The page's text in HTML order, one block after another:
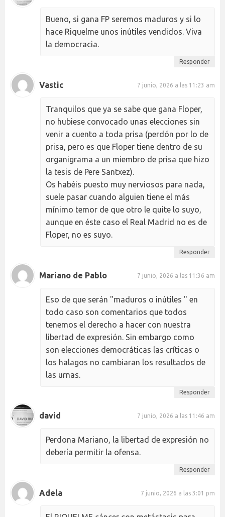
Bueno, si gana FP seremos maduros y si lo
hace Riquelme unos inútiles vendidos. Viva
la democracia.
Responder
Vastic 7 junio, 2026 a las 11:23 am
Tranquilos que ya se sabe que gana Floper,
no hubiese convocado unas elecciones sin
venir a cuento a toda prisa (perdón por lo de
prisa, pero es que Floper tiene dentro de su
organigrama a un miembro de prisa que hizo
la tesis de Pere Santxez).
Os habéis puesto muy nerviosos para nada,
suele pasar cuando alguien tiene el más
mínimo temor de que otro le quite lo suyo,
aunque en éste caso el Real Madrid no es de
Floper, no es suyo.
Responder
Mariano de Pablo 7 junio, 2026 a las 11:36 am
Eso de que serán "maduros o inútiles " en
todo caso son comentarios que todos
tenemos el derecho a hacer con nuestra
libertad de expresión. Sin embargo como
son elecciones democráticas las críticas o
los halagos no cambiaran los resultados de
las urnas.
Responder
david 7 junio, 2026 a las 11:46 am
Perdona Mariano, la libertad de expresión no
debería permitir la ofensa.
Responder
Adela 7 junio, 2026 a las 3:01 pm